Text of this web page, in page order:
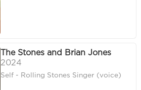
The Stones and Brian Jones
2024
Self - Rolling Stones Singer (voice)